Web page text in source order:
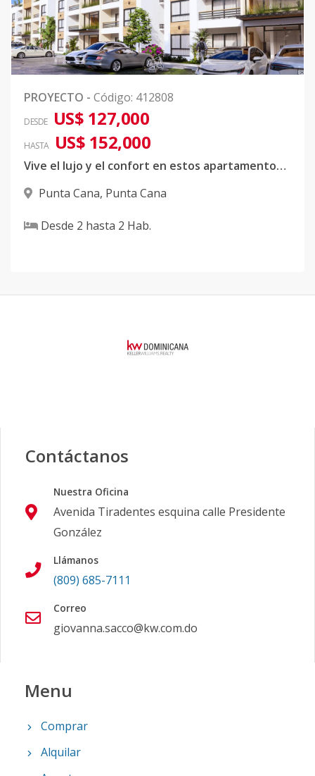
PROYECTO - Código: 412808
DESDE US$ 127,000
HASTA US$ 152,000
Vive el lujo y el confort en estos apartamentos en Punta Cana, a minutos del aeropuerto internacional de Punta Cana, cerca de grandes cadenas de hoteles, bares y restaurantes
Punta Cana, Punta Cana
Desde 2 hasta 2 Hab.
Contáctanos
Nuestra Oficina
Avenida Tiradentes esquina calle Presidente
González
Llámanos
(809) 685-7111
Correo
giovanna.sacco@kw.com.do
Menu
Comprar
Alquilar